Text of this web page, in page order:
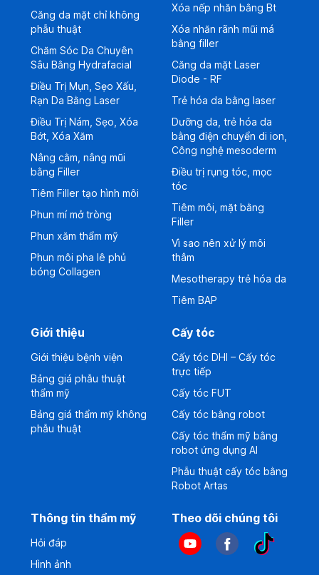
Căng da mặt chỉ không
phẫu thuật
Chăm Sóc Da Chuyên
Sâu Bằng Hydrafacial
Điều Trị Mụn, Sẹo Xấu,
Rạn Da Bằng Laser
Điều Trị Nám, Sẹo, Xóa
Bớt, Xóa Xăm
Nâng cằm, nâng mũi
bằng Filler
Tiêm Filler tạo hình môi
Phun mí mở tròng
Phun xăm thẩm mỹ
Phun môi pha lê phủ
bóng Collagen
Xóa nếp nhăn bằng Bt
Xóa nhăn rãnh mũi má
bằng filler
Căng da mặt Laser
Diode - RF
Trẻ hóa da bằng laser
Dưỡng da, trẻ hóa da
bằng điện chuyển di ion,
Công nghệ mesoderm
Điều trị rụng tóc, mọc
tóc
Tiêm môi, mặt bằng
Filler
Vì sao nên xử lý môi
thâm
Mesotherapy trẻ hóa da
Tiêm BAP
Giới thiệu
Giới thiệu bệnh viện
Bảng giá phẫu thuật
thẩm mỹ
Bảng giá thẩm mỹ không
phẫu thuật
Cấy tóc
Cấy tóc DHI – Cấy tóc
trực tiếp
Cấy tóc FUT
Cấy tóc bằng robot
Cấy tóc thẩm mỹ bằng
robot ứng dụng AI
Phẫu thuật cấy tóc bằng
Robot Artas
Thông tin thẩm mỹ
Hỏi đáp
Hình ảnh
Theo dõi chúng tôi